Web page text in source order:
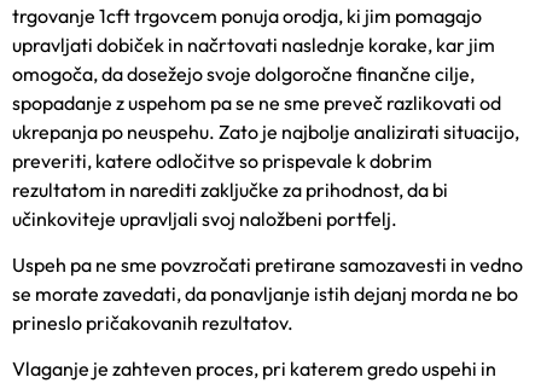
trgovanje 1cfttrgovcem ponuja orodja, ki jim pomagajo
upravljati dobiček in načrtovati naslednje korake, kar jim
omogoča, da dosežejo svoje dolgoročne finančne cilje,
spopadanje z uspehom pa se ne sme preveč razlikovati od
ukrepanja po neuspehu. Zato je najbolje analizirati situacijo,
preveriti, katere odločitve so prispevale k dobrim
rezultatom in narediti zaključke za prihodnost, da bi
učinkoviteje upravljali svoj naložbeni portfelj.
Uspeh pa ne sme povzročati pretirane samozavesti in vedno
se morate zavedati, da ponavljanje istih dejanj morda ne bo
prineslo pričakovanih rezultatov.
Vlaganje je zahteven proces, pri katerem gredo uspehi in